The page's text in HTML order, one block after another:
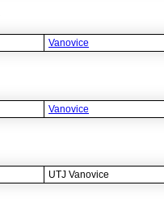
Vanovice
Vanovice
UTJ Vanovice